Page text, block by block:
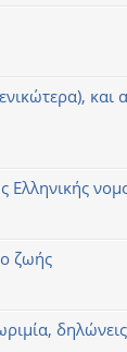
και
ζωής